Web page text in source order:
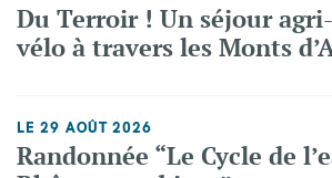
Du Terroir ! Un séjour
vélo à travers les Monts
LE 29 AOÛT 2026
Randonnée “Le Cycle de